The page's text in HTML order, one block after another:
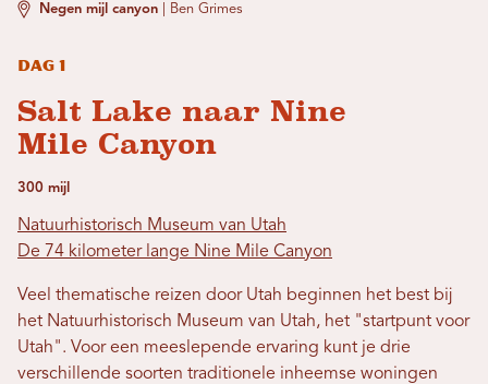
Negen mijl canyon Ben Grimes
Dag 1
Salt Lake naar Nine
Mile Canyon
300 mijl
Natuurhistorisch Museum van Utah
De 74 kilometer lange Nine Mile Canyon
Veel thematische reizen door Utah beginnen het best bij
het Natuurhistorisch Museum van Utah, het "startpunt voor
Utah". Voor een meeslepende ervaring kunt je drie
verschillende soorten traditionele inheemse woningen